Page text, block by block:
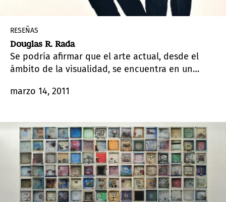
RESEÑAS
Douglas R. Rada
Se podría afirmar que el arte actual, desde el
ámbito de la visualidad, se encuentra en un
tendencias: una marcada por el espectáculo y su
deslumbrante sobre la base de formatos
grandilocuentes o tecnológicos
marzo 14, 2011